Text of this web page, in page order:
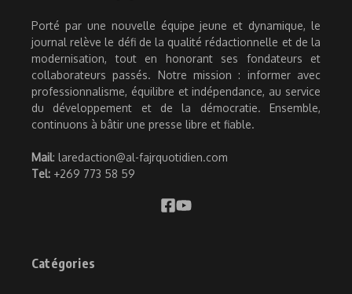
Porté par une nouvelle équipe jeune et dynamique, le
journal relève le défi de la qualité rédactionnelle et de la
modernisation, tout en honorant ses fondateurs et
collaborateurs passés. Notre mission : informer avec
professionnalisme, équilibre et indépendance, au service
du développement et de la démocratie. Ensemble,
continuons à bâtir une presse libre et fiable.
Mail: laredaction@al-fajrquotidien.com
Tel: +269 773 58 59
Catégories